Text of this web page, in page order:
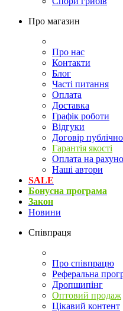
Про магазин
Про нас
Контакти
Блог
Часті питання
Оплата
Доставка
Графік роботи
Відгуки
Договір
Гарантія якості
Оплата на
Наші автори
SALE
Бонусна програма
Закон
Новини
Співпраця
Про співпрацю
Реферальна
Дропшипінг
Оптовий продаж
Цікавий контент